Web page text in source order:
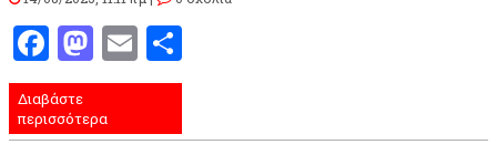
Facebook
Mastodon
Email
Διαβάστε
περισσότερα